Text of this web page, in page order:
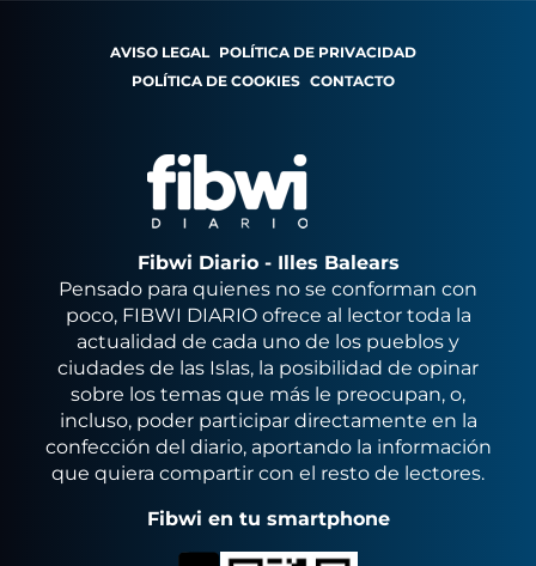
AVISO LEGAL POLÍTICA DE PRIVACIDAD
POLÍTICA DE COOKIES CONTACTO
Fibwi Diario - Illes Balears
Pensado para quienes no se conforman con
poco, FIBWI DIARIO ofrece al lector toda la
actualidad de cada uno de los pueblos y
ciudades de las Islas, la posibilidad de opinar
sobre los temas que más le preocupan, o,
incluso, poder participar directamente en la
confección del diario, aportando la información
que quiera compartir con el resto de lectores.
Fibwi en tu smartphone